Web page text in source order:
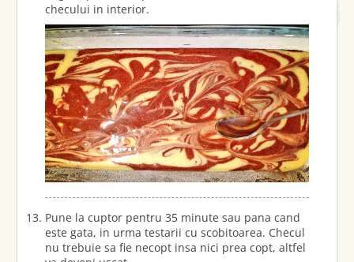
checului in interior.
Pune la cuptor pentru 35 minute sau pana cand
este gata, in urma testarii cu scobitoarea. Checul
nu trebuie sa fie necopt insa nici prea copt, altfel